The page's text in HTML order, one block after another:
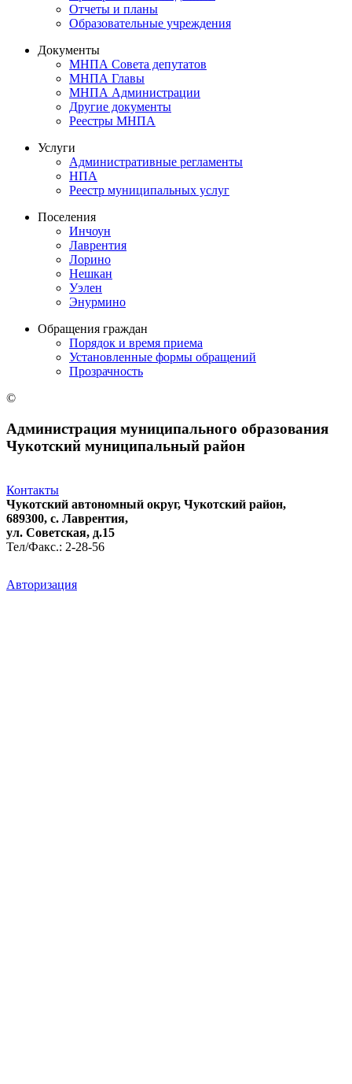
Отчеты и планы
Образовательные учреждения
Документы
МНПА Совета депутатов
МНПА Главы
МНПА Администрации
Другие документы
Реестры МНПА
Услуги
Административные регламенты
НПА
Реестр муниципальных услуг
Поселения
Инчоун
Лаврентия
Лорино
Нешкан
Уэлен
Энурмино
Обращения граждан
Порядок и время приема
Установленные формы обращений
Прозрачность
©
Администрация муниципального образования
Чукотский муниципальный район
Контакты
Чукотский автономный округ, Чукотский район,
689300, с. Лаврентия,
ул. Советская, д.15
Тел/Факс.: 2-28-56
Авторизация